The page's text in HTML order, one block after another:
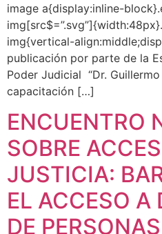
image a{display:inline-
img{vertical-
publicación por parte de la
Poder Judicial “Dr. Guillermo
capacitación […]
ENCUENTRO
SOBRE
JUSTICIA:
EL ACCESO A
DE